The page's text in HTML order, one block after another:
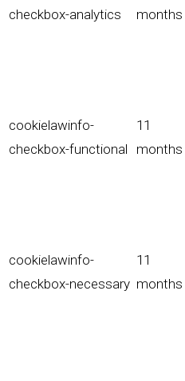
checkbox-analytics
months
cookielawinfo-
checkbox-functional
11
months
cookielawinfo-
checkbox-necessary
11
months